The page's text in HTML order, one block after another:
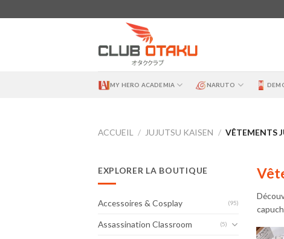
to
MY HERO ACADEMIA NARUTO
ACCUEIL / JUJUTSU KAISEN / VÊTEMENTS
EXPLORER LA BOUTIQUE
Accessoires & Cosplay (95)
Assassination Classroom (5)